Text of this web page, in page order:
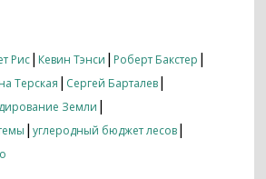
Рис| Кевин Тэнси | Роберт Бакстер |
Терская | Сергей Барталев|
Земли |
|углеродный бюджет лесов|